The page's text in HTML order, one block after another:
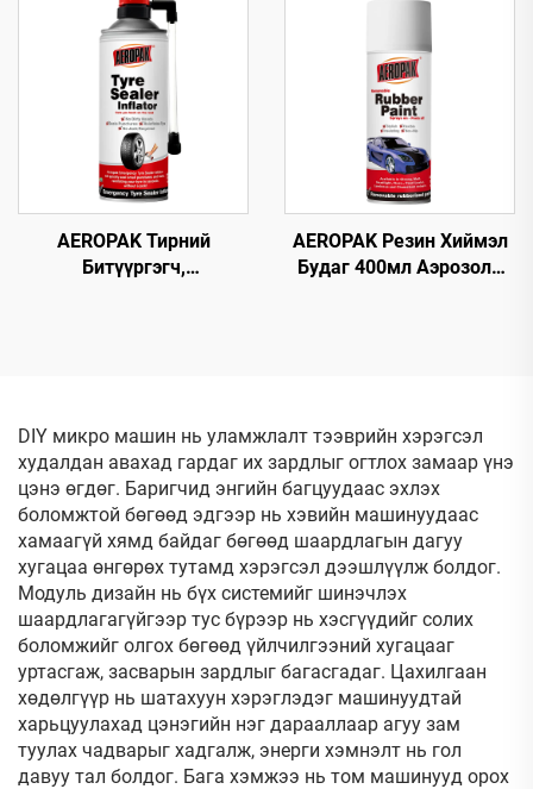
Хэрэгсэл
Цэвэрлэнэ Тормозын
AEROPAK Тирний
Битүүргэгч,
AEROPAK Резин Хиймэл
Будаг 400мл Аэрозоль
DIY микро машин нь уламжлалт тээврийн хэрэгсэл
худалдан авахад гардаг их зардлыг огтлох замаар үнэ
цэнэ өгдөг. Баригчид энгийн багцуудаас эхлэх
боломжтой бөгөөд эдгээр нь хэвийн машинуудаас
хамаагүй хямд байдаг бөгөөд шаардлагын дагуу
хугацаа өнгөрөх тутамд хэрэгсэл дээшлүүлж болдог.
Модуль дизайн нь бүх системийг шинэчлэх
шаардлагагүйгээр тус бүрээр нь хэсгүүдийг солих
боломжийг олгох бөгөөд үйлчилгээний хугацааг
уртасгаж, засварын зардлыг багасгадаг. Цахилгаан
хөдөлгүүр нь шатахуун хэрэглэдэг машинуудтай
харьцуулахад цэнэгийн нэг дарааллаар агуу зам
туулах чадварыг хадгалж, энерги хэмнэлт нь гол
давуу тал болдог. Бага хэмжээ нь том машинууд орох